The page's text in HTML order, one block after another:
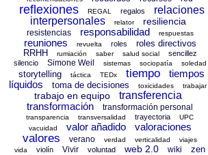
reflexiones REGAL regalos
relaciones
interpersonales
relator resiliencia
resistencias responsabilidad respuestas
reuniones revuelta roles
roles directivos
RRHH
rumiación saber salud social
sencillez
silencio
Simone Weil sistemas sociopatía soledad
storytelling táctica TEDx tiempo
tiempos
líquidos
toma de decisiones toxicidades trabajar
trabajo en equipo
transferencia
transformación
transformación personal
transparencia transversalidad trayectoria
UPC
vacuidad
valor añadido valoraciones
valores verano verdad verticalidad
viajes
vida
violín Vivir voluntad web 2.0 wiki zen